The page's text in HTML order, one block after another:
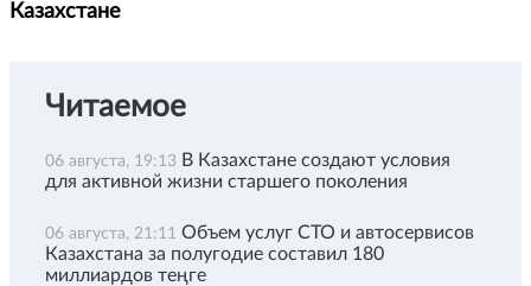
Казахстане
Читаемое
06 августа, 19:13 В Казахстане создают условия
для активной жизни старшего поколения
06 августа, 21:11 Объем услуг СТО и автосервисов
Казахстана за полугодие составил 180
миллиардов теңге